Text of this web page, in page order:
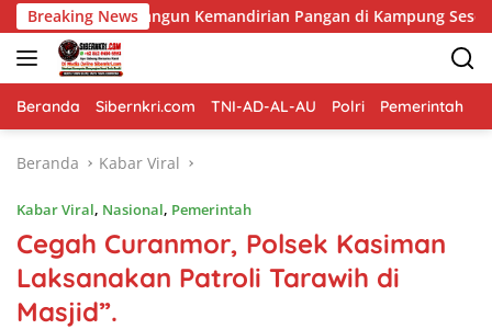
Langsung
ke
konten
Breaking News
Kemandirian Pangan di Kampung Sesor Bukan
Beranda Sibernkri.com TNI-AD-AL-AU Polri Pemerintah
Beranda Kabar Viral
Kabar Viral, Nasional, Pemerintah
Cegah Curanmor, Polsek Kasiman
Laksanakan Patroli Tarawih di
Masjid”.